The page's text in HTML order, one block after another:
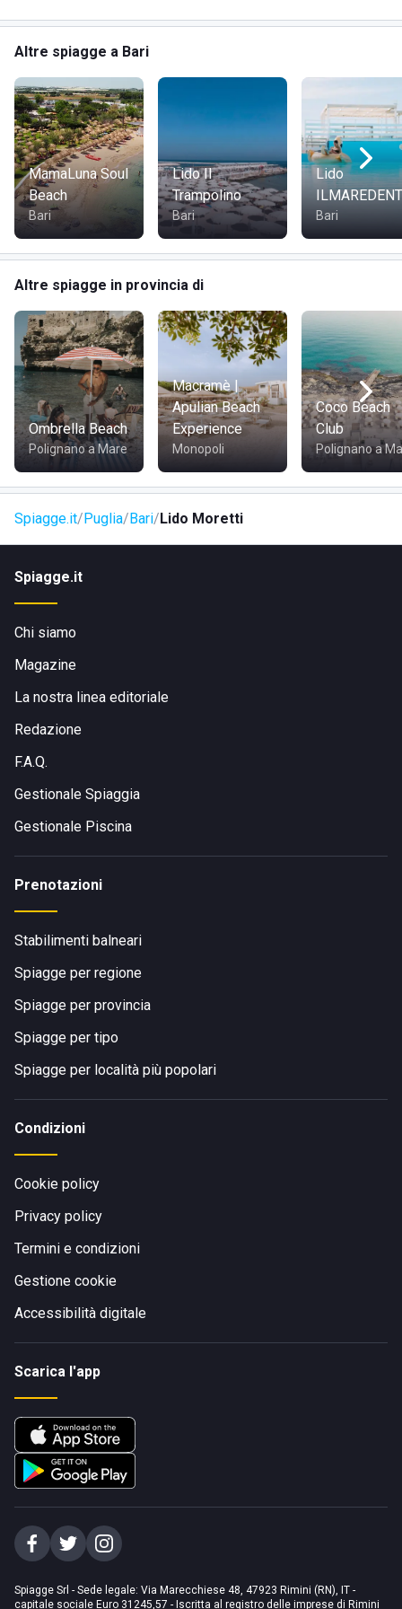
da calcio balilla per grandi e piccoli. Presso il bar è
Altre spiagge a Bari
MamaLuna Soul
Beach
Bari
Lido Il
Trampolino
Bari
Lido
Bari
Altre spiagge in provincia di
Ombrella Beach
Polignano a Mare
Macramè |
Apulian Beach
Experience
Monopoli
Coco Beach
Club
Polignano a
Spiagge.it Puglia Bari Lido Moretti
Spiagge.it
Chi siamo
Magazine
La nostra linea editoriale
Redazione
F.A.Q.
Gestionale Spiaggia
Gestionale Piscina
Prenotazioni
Stabilimenti balneari
Spiagge per regione
Spiagge per provincia
Spiagge per tipo
Spiagge per località più popolari
Condizioni
Cookie policy
Privacy policy
Termini e condizioni
Gestione cookie
Accessibilità digitale
Scarica l'app
Spiagge Srl - Sede legale: Via Marecchiese 48, 47923 Rimini (RN), IT -
capitale sociale Euro 31245,57 - Iscritta al registro delle imprese di Rimini